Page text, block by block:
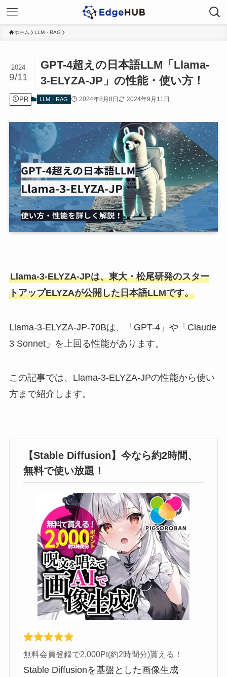
ホーム LLM・RAG
GPT-4超えの日本語LLM「Llama-
3-ELYZA-JP」の性能・使い方！
2024
9/11
PR LLM・RAG 2024年8月8日 2024年9月11日
Llama-3-ELYZA-JPは、東大・松尾研発のスター
トアップELYZAが公開した日本語LLMです。
Llama-3-ELYZA-JP-70Bは、「GPT-4」や「Claude
3 Sonnet」を上回る性能があります。
この記事では、Llama-3-ELYZA-JPの性能から使い
方まで紹介します。
【Stable Diffusion】今なら約2時間、
無料で使い放題！
無料会員登録で2,000Pt(約2時間分)貰える！
Stable Diffusionを基盤とした画像生成